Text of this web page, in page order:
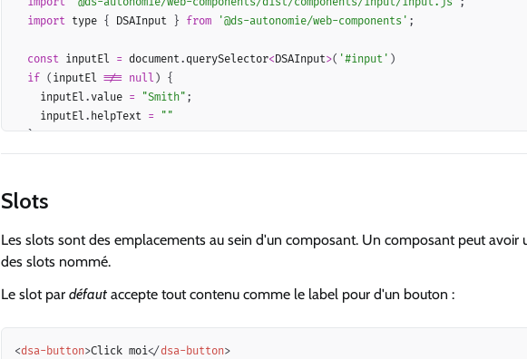
import type { DSAInput } from '@ds-autonomie/web-components' ;
const inputEl = document. querySelector<DSAInput>( '#input' )
if ( inputEl !== null ) {
    inputEl
. value = "Smith" ;
    inputEl
. helpText =
""
}
</script>
Slots
Les slots sont des emplacements au sein d'un composant. Un composant peut avoir
des slots nommé.
Le slot par défaut accepte tout contenu comme le label pour d'un bouton :
<dsa-button>Click moi</dsa-button>